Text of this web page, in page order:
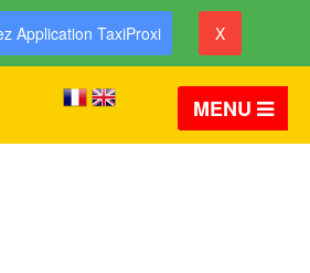
Application TaxiProxi X
MENU